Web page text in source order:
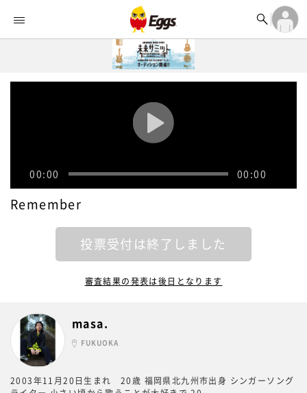


ランキング 
記事 

ログイン
アカウント登録
00:00 00:00
Remember
投票受付は終了しました
審査結果の発表は後日となります
masa.
FUKUOKA
2003年11月20日生まれ 20歳 福岡県北九州市出身 シンガーソング